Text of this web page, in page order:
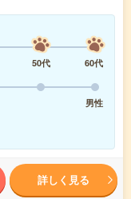
50代
60代
男性
詳しく見る